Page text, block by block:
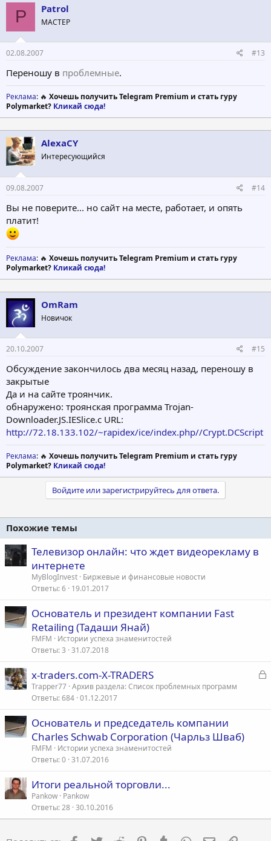
1.00 USD on May 18, 2007
Method: E-gold
Withdrawl paid on May 19, 2007
--------------------------------------------------------------------------------
1.00 USD on May 14, 2007
Method: E-gold
Withdrawl paid on May 16, 2007
P Patrol
МАСТЕР
02.08.2007 #13
Переношу в проблемные.
Реклама: 🔥 Хочешь получить Telegram Premium и стать гуру
Polymarket? Кликай сюда!
AlexaCY
Интересующийся
09.08.2007 #14
Вы не поверите... но сайт на месте, работает, и опять
платит!
Реклама: 🔥 Хочешь получить Telegram Premium и стать гуру
Polymarket? Кликай сюда!
OmRam
Новичок
20.10.2007 #15
Обсуждение закончилось два месяц назад, переношу в
закрытые
Да и на сайте троянчик.
обнаружено: троянская программа Trojan-
Downloader.JS.IESlice.c URL:
http://72.18.133.102/~rapidex/ice/index.php//Crypt.DCScript
Реклама: 🔥 Хочешь получить Telegram Premium и стать гуру
Polymarket? Кликай сюда!
Войдите или зарегистрируйтесь для ответа.
Похожие темы
Телевизор онлайн: что ждет видеорекламу в
интернете
MyBlogInvest Биржевые и финансовые новости
Ответы 6 19.01.2017
Основатель и президент компании Fast
Retailing (Тадаши Янай)
FMFM
Истории успеха знаменитостей
Ответы 3 31.07.2018
З
x-traders.com-X-TRADERS
Trapper77 Архив раздела: Список проблемных программ
Ответы 684 01.12.2017
Основатель и председатель компании
Charles Schwab Corporation (Чарльз Шваб)
FMFM
Истории успеха знаменитостей
Ответы 0 31.07.2016
Итоги реальной торговли...
Pankow Pankow
Ответы 28 30.10.2016